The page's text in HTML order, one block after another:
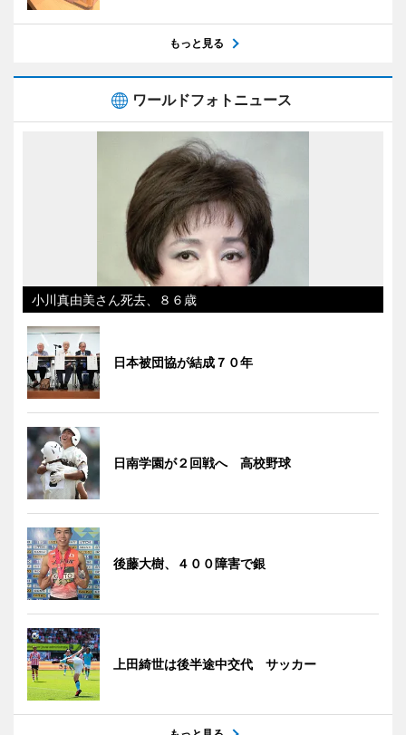
もっと見る
ワールドフォトニュース
小川真由美さん死去、８６歳
日本被団協が結成７０年
日南学園が２回戦へ 高校野球
後藤大樹、４００障害で銀
上田綺世は後半途中交代 サッカー